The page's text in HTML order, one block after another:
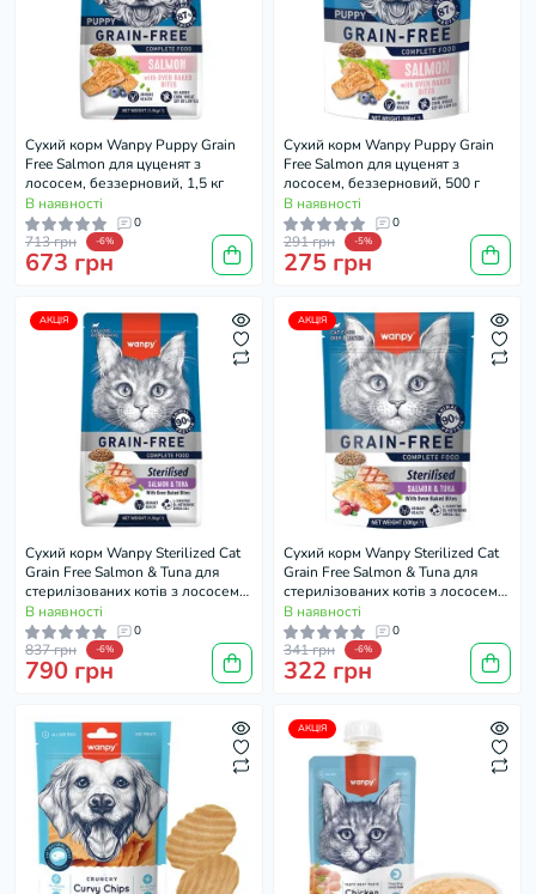
Cухий корм Wanpy Puppy Grain
Free Salmon для цуценят з
лососем, беззерновий, 1,5 кг
В наявності
0
713 грн -6%
673 грн
Cухий корм Wanpy Puppy Grain
Free Salmon для цуценят з
лососем, беззерновий, 500 г
В наявності
0
291 грн -5%
275 грн
АКЦІЯ
Cухий корм Wanpy Sterilized Cat
Grain Free Salmon & Tuna для
стерилізованих котів з лососем
та тунцем, 1,5 кг
В наявності
0
837 грн -6%
790 грн
АКЦІЯ
Cухий корм Wanpy Sterilized Cat
Grain Free Salmon & Tuna для
стерилізованих котів з лососем
та тунцем, 500 г
В наявності
0
341 грн -6%
322 грн
АКЦІЯ